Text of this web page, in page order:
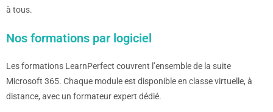
à tous.
Nos formations par logiciel
Les formations LearnPerfect couvrent l’ensemble de la suite
Microsoft 365. Chaque module est disponible en classe virtuelle, à
distance, avec un formateur expert dédié.